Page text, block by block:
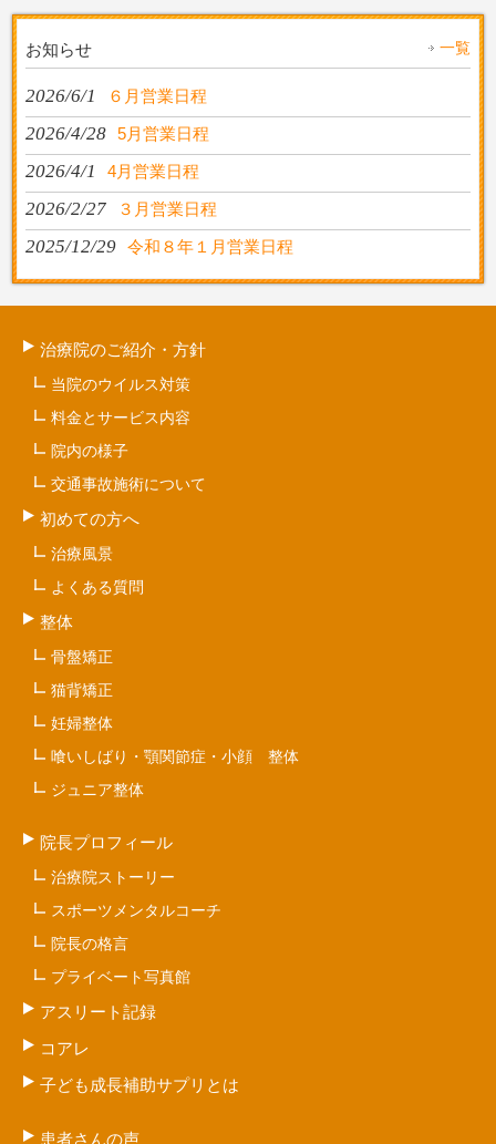
お知らせ 一覧
2026/6/1 ６月営業日程
2026/4/28 5月営業日程
2026/4/1 4月営業日程
2026/2/27 ３月営業日程
2025/12/29 令和８年１月営業日程
治療院のご紹介・方針
当院のウイルス対策
料金とサービス内容
院内の様子
交通事故施術について
初めての方へ
治療風景
よくある質問
整体
骨盤矯正
猫背矯正
妊婦整体
喰いしばり・顎関節症・小顔 整体
ジュニア整体
院長プロフィール
治療院ストーリー
スポーツメンタルコーチ
院長の格言
プライベート写真館
アスリート記録
コアレ
子ども成長補助サプリとは
患者さんの声